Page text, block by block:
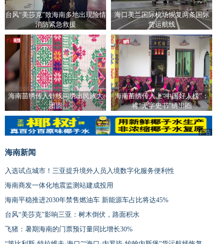
台风“美莎克”致海南多地出现险情
消防紧急救援
海口美兰国际机场恢复两条国际
货运航线
海南苗绣传人针线间绣出民族大
团圆
海南苗绣传人上“中国好人榜”：
将“无字史书”绣出圈
广告
广告
海南新闻
入选试点城市！三亚提升境外人员入境数字化服务便利性
海南商发一体化地震监测站建成投用
海南平稳推进2030年禁售燃油车 新能源车占比将达45%
台风“美莎克”影响三亚：树木倒伏，路面积水
飞猪：暑期海南的门票预订量同比增长30%